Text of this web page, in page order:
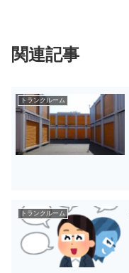
関連記事
トランクルーム
トランクルーム